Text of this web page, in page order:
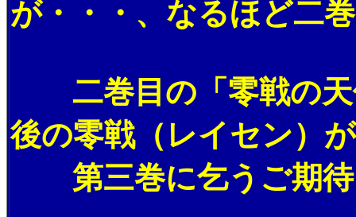
が・・・、なるほど二
二巻目の「零戦の天
後の零戦（レイセン）
第三巻に乞うご期待